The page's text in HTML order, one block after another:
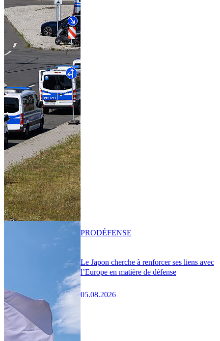
Le Japon cherche à renforcer ses liens avec
l’Europe en matière de défense
05.08.2026
PRODÉFENSE